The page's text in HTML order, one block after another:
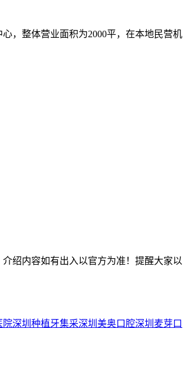
，整体营业面积为2000平，在本地民营机
绍内容如有出入以官方为准！提醒大家以
院深圳种植牙集采深圳美奥口腔深圳麦芽口